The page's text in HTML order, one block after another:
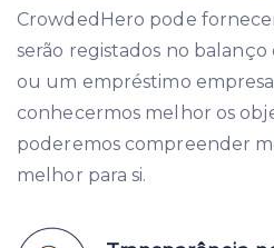
CrowdedHero pode
serão registados no
ou um empréstimo
conhecermos melhor os
poderemos compreender
melhor para si.